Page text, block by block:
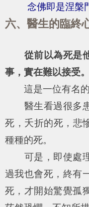
念佛即是涅槃
六、醫生的臨終
從前以為死是
事，實在難以接受。
這是一位有名的
醫生看過很多患
死，夭折的死，悲
種種的死。
可是，即使處理
過我也會死，終有
死，才開始驚覺孤